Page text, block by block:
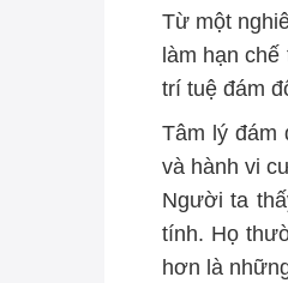
Từ một
làm hạn chế
trí tuệ đám
Tâm lý đám
và hành vi
Người ta
tính. Họ
hơn là